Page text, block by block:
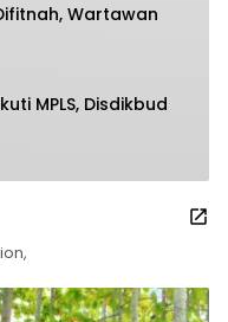
Wartawan
Disdikbud